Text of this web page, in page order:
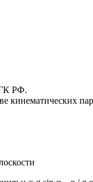
ГК РФ.
кинематических